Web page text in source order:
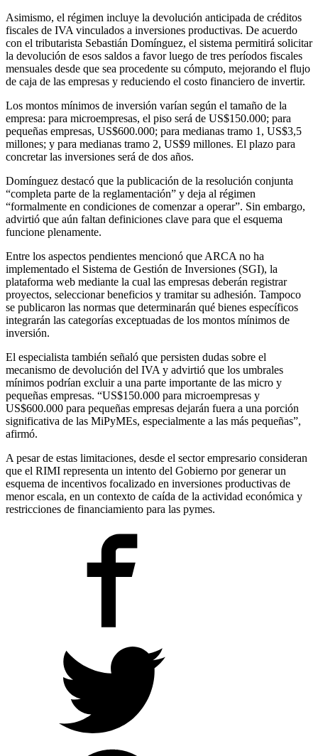
Asimismo, el régimen incluye la devolución anticipada de créditos
fiscales de IVA vinculados a inversiones productivas. De acuerdo
con el tributarista Sebastián Domínguez, el sistema permitirá solicitar
la devolución de esos saldos a favor luego de tres períodos fiscales
mensuales desde que sea procedente su cómputo, mejorando el flujo
de caja de las empresas y reduciendo el costo financiero de invertir.
Los montos mínimos de inversión varían según el tamaño de la
empresa: para microempresas, el piso será de US$150.000; para
pequeñas empresas, US$600.000; para medianas tramo 1, US$3,5
millones; y para medianas tramo 2, US$9 millones. El plazo para
concretar las inversiones será de dos años.
Domínguez destacó que la publicación de la resolución conjunta
“completa parte de la reglamentación” y deja al régimen
“formalmente en condiciones de comenzar a operar”. Sin embargo,
advirtió que aún faltan definiciones clave para que el esquema
funcione plenamente.
Entre los aspectos pendientes mencionó que ARCA no ha
implementado el Sistema de Gestión de Inversiones (SGI), la
plataforma web mediante la cual las empresas deberán registrar
proyectos, seleccionar beneficios y tramitar su adhesión. Tampoco
se publicaron las normas que determinarán qué bienes específicos
integrarán las categorías exceptuadas de los montos mínimos de
inversión.
El especialista también señaló que persisten dudas sobre el
mecanismo de devolución del IVA y advirtió que los umbrales
mínimos podrían excluir a una parte importante de las micro y
pequeñas empresas. “US$150.000 para microempresas y
US$600.000 para pequeñas empresas dejarán fuera a una porción
significativa de las MiPyMEs, especialmente a las más pequeñas”,
afirmó.
A pesar de estas limitaciones, desde el sector empresario consideran
que el RIMI representa un intento del Gobierno por generar un
esquema de incentivos focalizado en inversiones productivas de
menor escala, en un contexto de caída de la actividad económica y
restricciones de financiamiento para las pymes.